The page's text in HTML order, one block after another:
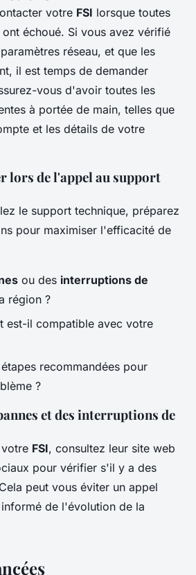
votre FSI lorsque toutes
échoué. Si vous avez vérifié
réseau, et que les
il est temps de demander
vous d'avoir toutes les
à portée de main, telles que
et les détails de votre
lors de l'appel au support
le support technique, préparez
pour maximiser l'efficacité de
ou des interruptions de
région ?
est-il compatible avec votre
recommandées pour
?
et des interruptions de
FSI, consultez leur site web
pour vérifier s'il y a des
peut vous éviter un appel
de l'évolution de la